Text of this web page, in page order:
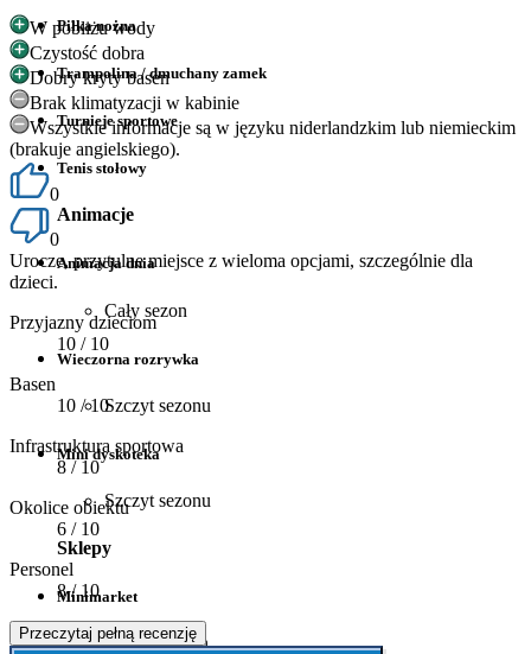
Piłka nożna
Trampolina / dmuchany zamek
Turnieje sportowe
Tenis stołowy
Animacje
Animacja dnia
Cały sezon
Wieczorna rozrywka
Szczyt sezonu
Mini dyskoteka
Szczyt sezonu
Sklepy
Minimarket
Wysoki sezon
W pobliżu wody
Czystość dobra
Dobry kryty basen
Brak klimatyzacji w kabinie
Wszystkie informacje są w języku niderlandzkim lub niemieckim
(brakuje angielskiego).
0
0
Urocze, przytulne miejsce z wieloma opcjami, szczególnie dla
dzieci.
Przyjazny dzieciom
10 / 10
Basen
10 / 10
Infrastruktura sportowa
8 / 10
Okolice obiektu
6 / 10
Personel
8/ 10
Przeczytaj pełną recenzję